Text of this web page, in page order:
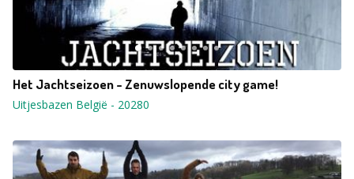
Het Jachtseizoen - Zenuwslopende city game!
Uitjesbazen België - 20280